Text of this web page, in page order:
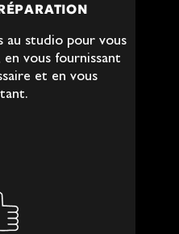
au studio pour vous
en vous fournissant
et en vous